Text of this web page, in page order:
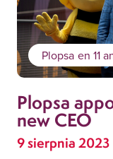
Plopsa en 11
Plopsa
new CEO
9 sierpnia 2023